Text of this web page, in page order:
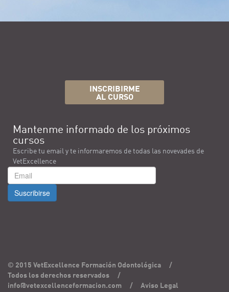
INSCRIBIRME
AL CURSO
Mantenme informado de los próximos
cursos
Escribe tu email y te informaremos de todas las novevades de
VetExcellence
Suscribirse
© 2015 VetExcellence Formación Odontológica
/
Todos los derechos reservados
/
info@vetexcellenceformacion.com
/ Aviso Legal